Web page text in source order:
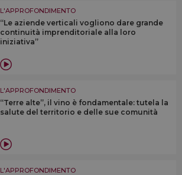
L'APPROFONDIMENTO
“Le aziende verticali vogliono dare grande
continuità imprenditoriale alla loro
iniziativa”
L'APPROFONDIMENTO
“Terre alte”, il vino è fondamentale: tutela la
salute del territorio e delle sue comunità
L'APPROFONDIMENTO